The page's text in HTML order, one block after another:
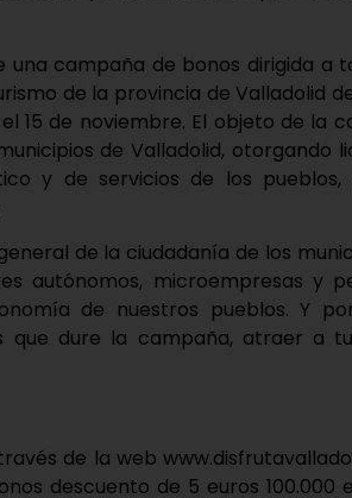
una campaña de bonos dirigida a
de la provincia de Valladolid
15 de noviembre. El objeto de la
de Valladolid, otorgando
y de servicios de los
de la ciudadanía de los
autónomos, microempresas y
de nuestros pueblos. Y
que dure la campaña, atraer a
de la web
descuento de 5 euros 100.000